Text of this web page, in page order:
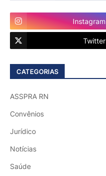
Instagram
Twitter
CATEGORIAS
ASSPRA RN
Convênios
Jurídico
Notícias
Saúde